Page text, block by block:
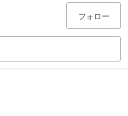
フォロー